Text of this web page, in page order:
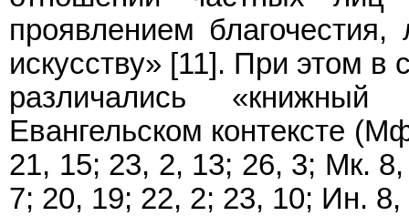
проявлением
искусству» [11]. При этом в
различались
Евангельском контексте
21, 15; 23, 2, 13; 26, 3; Мк.
7; 20, 19; 22, 2; 23, 10; Ин.